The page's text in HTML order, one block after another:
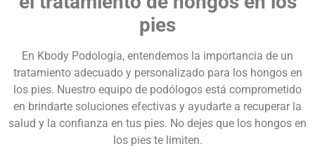
pies
En Kbody Podología, entendemos la importancia de un
tratamiento adecuado y personalizado para los hongos en
los pies. Nuestro equipo de podólogos está comprometido
en brindarte soluciones efectivas y ayudarte a recuperar la
salud y la confianza en tus pies. No dejes que los hongos en
los pies te limiten.